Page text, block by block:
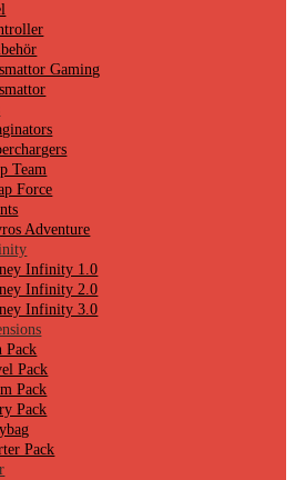
Gaming
Team
Force
Adventure
Infinity 1.0
Infinity 2.0
Infinity 3.0
Pack
Pack
Pack
Pack
Pack